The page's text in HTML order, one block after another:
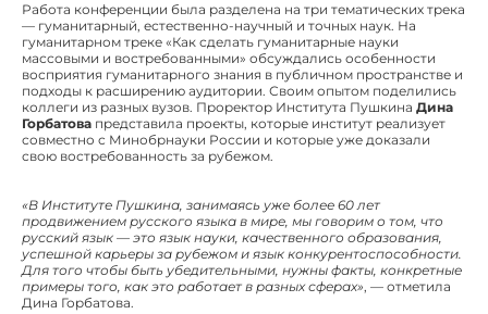
Работа конференции была разделена на три тематических трека
— гуманитарный, естественно-научный и точных наук. На
гуманитарном треке «Как сделать гуманитарные науки
массовыми и востребованными» обсуждались особенности
восприятия гуманитарного знания в публичном пространстве и
подходы к расширению аудитории. Своим опытом поделились
коллеги из разных вузов. Проректор Института Пушкина Дина
Горбатова представила проекты, которые институт реализует
совместно с Минобрнауки России и которые уже доказали
свою востребованность за рубежом.
«В Институте Пушкина, занимаясь уже более 60 лет
продвижением русского языка в мире, мы говорим о том, что
русский язык — это язык науки, качественного образования,
успешной карьеры за рубежом и язык конкурентоспособности.
Для того чтобы быть убедительными, нужны факты, конкретные
примеры того, как это работает в разных сферах», — отметила
Дина Горбатова.